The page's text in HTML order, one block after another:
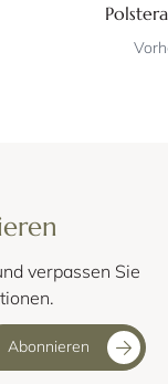
verpassen Sie
Abonnieren